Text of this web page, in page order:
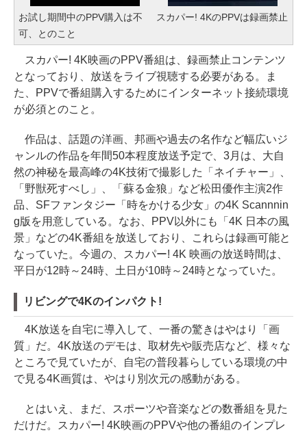
お試し期間中のPPV購入は不
可、とのこと
スカパー! 4KのPPVは録画禁止
スカパー! 4K映画のPPV番組は、録画禁止コンテンツ
となっており、放送をライブ視聴する必要がある。ま
た、PPVで番組購入するためにインターネット接続環境
が必須とのこと。
作品は、話題の洋画、邦画や過去の名作など幅広いジ
ャンルの作品を年間50本程度放送予定で、3月は、大自
然の神秘を最高峰の4K技術で撮影した「ネイチャー」、
「野獣死すべし」、「蘇る金狼」など松田優作主演2作
品、SFファンタジー「時をかける少女」の4K Scannnin
g版を用意している。なお、PPV以外にも「4K 日本の風
景」などの4K番組を放送しており、これらは録画可能と
なっていた。今週の、スカパー! 4K 映画の放送時間は、
平日が12時～24時、土日が10時～24時となっていた。
リビングで4Kのインパクト!
4K放送を自宅に導入して、一番の驚きはやはり「画
質」だ。4K放送のデモは、取材先や販売店など、様々な
ところで見ていたが、自宅の普段暮らしている環境の中
で見る4K画質は、やはり別次元の感動がある。
とはいえ、まだ、スポーツや音楽などの数番組を見た
だけだ。スカパー! 4K映画のPPVや他の番組のインプレ